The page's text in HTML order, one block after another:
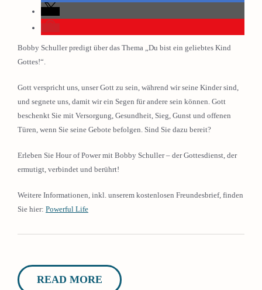
Bobby Schuller predigt über das Thema „Du bist ein geliebtes Kind
Gottes!“.
Gott verspricht uns, unser Gott zu sein, während wir seine Kinder sind,
und segnete uns, damit wir ein Segen für andere sein können. Gott
beschenkt Sie mit Versorgung, Gesundheit, Sieg, Gunst und offenen
Türen, wenn Sie seine Gebote befolgen. Sind Sie dazu bereit?
Erleben Sie Hour of Power mit Bobby Schuller – der Gottesdienst, der
ermutigt, verbindet und berührt!
Weitere Informationen, inkl. unserem kostenlosen Freundesbrief, finden
Sie hier: Powerful Life
READ MORE